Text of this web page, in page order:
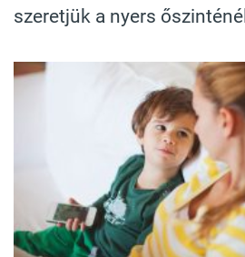
szeretjük a nyers őszinténél